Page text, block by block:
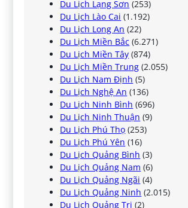
Du Lịch Lạng Sơn (253)
Du Lịch Lào Cai (1.192)
Du Lịch Long An (22)
Du Lịch Miền Bắc (6.271)
Du Lịch Miền Tây (874)
Du Lịch Miền Trung (2.055)
Du Lịch Nam Định (5)
Du Lịch Nghệ An (136)
Du Lịch Ninh Bình (696)
Du Lịch Ninh Thuận (9)
Du Lịch Phú Thọ (253)
Du Lịch Phú Yên (16)
Du Lịch Quảng Bình (3)
Du Lịch Quảng Nam (6)
Du Lịch Quảng Ngãi (4)
Du Lịch Quảng Ninh (2.015)
Du Lịch Quảng Trị (2)